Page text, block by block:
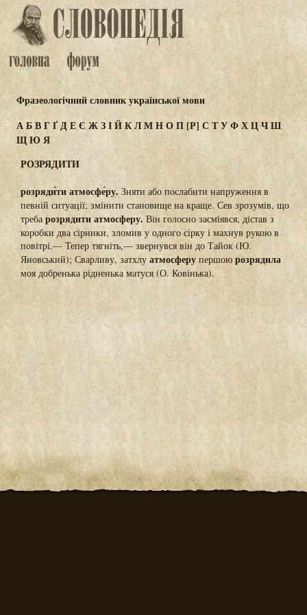
Фразеологічний словник української мови
АБВГҐДЕЄ ЖЗІЙКЛМНОП[Р] С ТУФХЦЧШ
ЩЮ Я
РОЗРЯДИТИ
розряди́ти атмосфе́ру. Зняти або послабити напруження в
певній ситуації; змінити становище на краще. Сев зрозумів, що
требарозрядити атмосферу. Він голосно засміявся, дістав з
коробки два сірники, зломив у одного сірку і махнув рукою в
повітрі.— Тепер тягніть,— звернувся він до Тайок (Ю.
Яновський); Сварливу, затхлу атмосферу першою розрядила
моя добренька рідненька матуся (О. Ковінька).